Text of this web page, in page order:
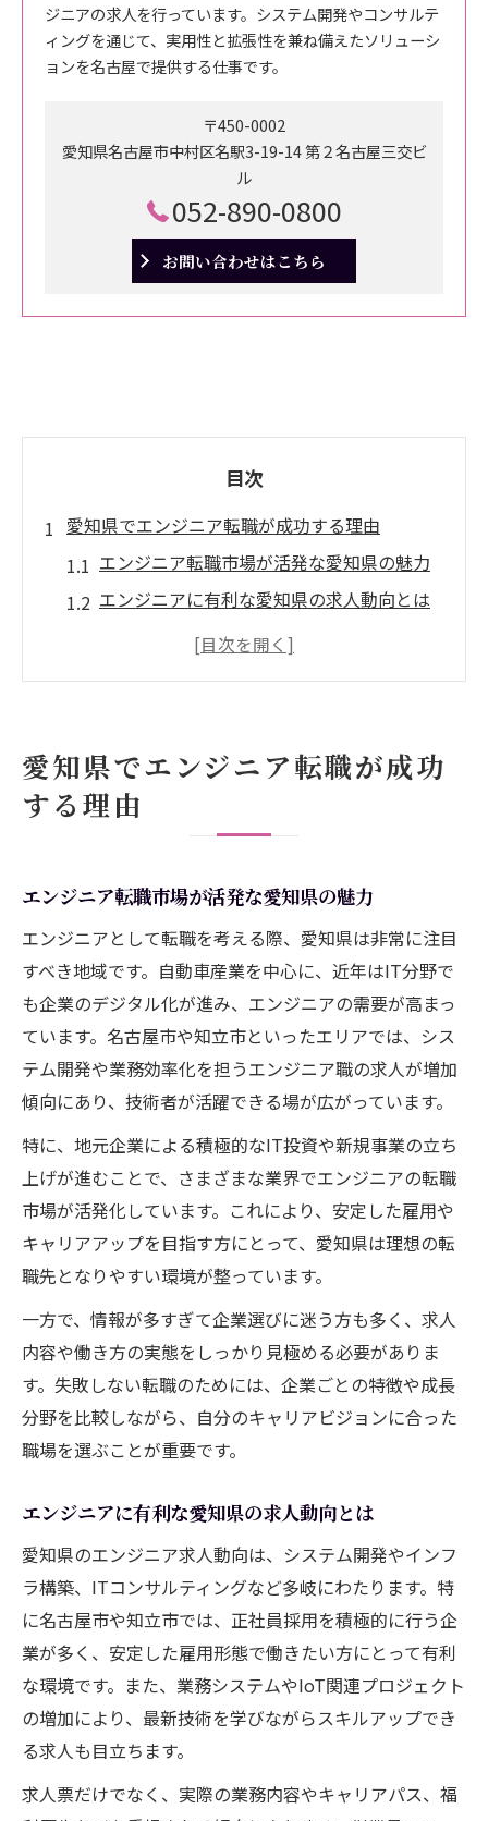
ジニアの求人を行っています。システム開発やコンサルテ
ィングを通じて、実用性と拡張性を兼ね備えたソリューシ
ョンを名古屋で提供する仕事です。
〒450-0002
愛知県名古屋市中村区名駅3-19-14 第２名古屋三交ビ
ル
052-890-0800
お問い合わせはこちら
目次
愛知県でエンジニア転職が成功する理由
エンジニア転職市場が活発な愛知県の魅力
エンジニアに有利な愛知県の求人動向とは
エンジニアとして成長できる愛知県の特徴
エンジニアが名古屋市で選ぶべき企業文化
知立市でエンジニアが長く働ける職場環境
支援
エンジニア志望者が知立市で実現できる働
き方
エンジニアの理想に近づく名古屋市の企業
選び
転職活動に強いエンジニアの実践術とは
エンジニアが転職で活かす自己分析の方法
エンジニア転職活動の成功に必要な準備と
は
エンジニアが実践する面接対策の具体例
エンジニアが転職先を選ぶ際の重視ポイン
ト
エンジニア転職活動で差がつく行動パター
ン
安定企業を目指すなら押さえたい転職戦略
エンジニアが安定企業を見極めるチェック
法
エンジニアが選ぶべき長期的な転職戦略
エンジニアの将来性を左右する企業選びの
コツ
エンジニアの安定志向に合う転職活動の流
れ
経験者が語るエンジニア転職のリアル体験
エンジニア転職経験者が語る成功の背景
エンジニアが直面した転職活動の課題と対
策
愛知県でエンジニア転職が成功
する理由
エンジニア転職市場が活発な愛知県の魅力
エンジニアとして転職を考える際、愛知県は非常に注目
すべき地域です。自動車産業を中心に、近年はIT分野で
も企業のデジタル化が進み、エンジニアの需要が高まっ
ています。名古屋市や知立市といったエリアでは、シス
テム開発や業務効率化を担うエンジニア職の求人が増加
傾向にあり、技術者が活躍できる場が広がっています。
特に、地元企業による積極的なIT投資や新規事業の立ち
上げが進むことで、さまざまな業界でエンジニアの転職
市場が活発化しています。これにより、安定した雇用や
キャリアアップを目指す方にとって、愛知県は理想の転
職先となりやすい環境が整っています。
一方で、情報が多すぎて企業選びに迷う方も多く、求人
内容や働き方の実態をしっかり見極める必要がありま
す。失敗しない転職のためには、企業ごとの特徴や成長
分野を比較しながら、自分のキャリアビジョンに合った
職場を選ぶことが重要です。
エンジニアに有利な愛知県の求人動向とは
愛知県のエンジニア求人動向は、システム開発やインフ
ラ構築、ITコンサルティングなど多岐にわたります。特
に名古屋市や知立市では、正社員採用を積極的に行う企
業が多く、安定した雇用形態で働きたい方にとって有利
な環境です。また、業務システムやIoT関連プロジェクト
の増加により、最新技術を学びながらスキルアップでき
る求人も目立ちます。
求人票だけでなく、実際の業務内容やキャリアパス、福